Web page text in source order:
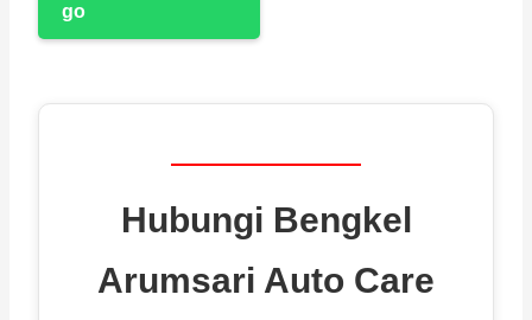
Hubungi Bengkel
Arumsari Auto Care